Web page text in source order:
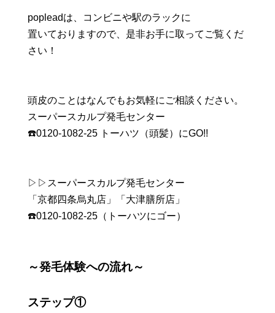
popleadは、コンビニや駅のラックに
置いておりますので、是非お手に取ってご覧くだ
さい！
頭皮のことはなんでもお気軽にご相談ください。
スーパースカルプ発毛センター
☎️0120-1082-25 トーハツ（頭髪）にGO!!
▷▷スーパースカルプ発毛センター
「京都四条烏丸店」「大津膳所店」
☎️0120-1082-25（トーハツにゴー）
～発毛体験への流れ～
ステップ①